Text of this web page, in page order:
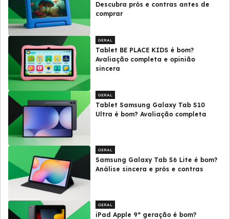
Descubra prós e contras antes de
comprar
GERAL
Tablet BE PLACE KIDS é bom?
Avaliação completa e opinião
sincera
GERAL
Tablet Samsung Galaxy Tab S10
Ultra é bom? Avaliação completa
GERAL
Samsung Galaxy Tab S6 Lite é bom?
Análise sincera e prós e contras
GERAL
iPad Apple 9ª geração é bom?